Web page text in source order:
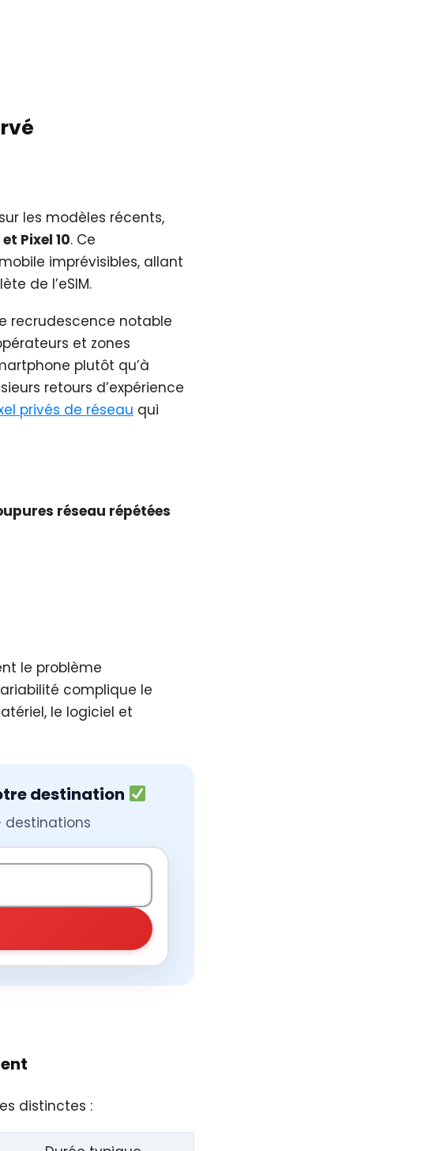
les modèles récents,
Pixel 10. Ce
imprévisibles, allant
de l’eSIM.
recrudescence notable
et zones
plutôt qu’à
retours d’expérience
privés de réseau qui
réseau répétées
le problème
complique le
le logiciel et
destination
destinations
distinctes :